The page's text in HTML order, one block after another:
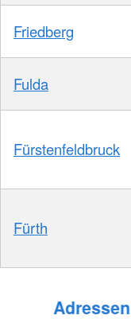
Friedberg
Fulda
Fürstenfeldbruck
Fürth
Adressen